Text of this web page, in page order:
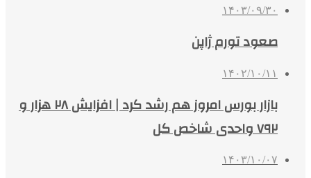
۱۴۰۳/۰۹/۳۰
صعود تورم ژاپن
۱۴۰۲/۱۰/۱۱
بازار بورس امروز هم رشد کرد | افزایش ۲۸ هزار و
۷۹۲ واحدی شاخص کل
۱۴۰۳/۱۰/۰۷